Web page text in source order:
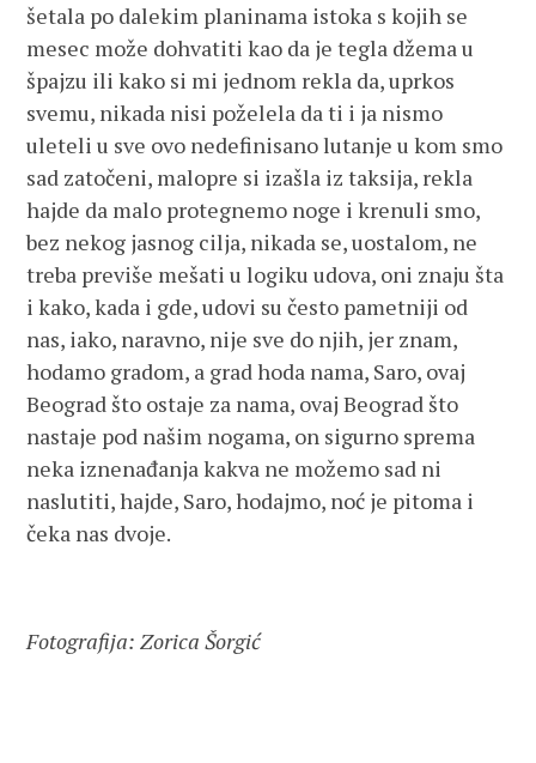
šetala po dalekim planinama istoka s kojih se
mesec može dohvatiti kao da je tegla džema u
špajzu ili kako si mi jednom rekla da, uprkos
svemu, nikada nisi poželela da ti i ja nismo
uleteli u sve ovo nedefinisano lutanje u kom smo
sad zatočeni, malopre si izašla iz taksija, rekla
hajde da malo protegnemo noge i krenuli smo,
bez nekog jasnog cilja, nikada se, uostalom, ne
treba previše mešati u logiku udova, oni znaju šta
i kako, kada i gde, udovi su često pametniji od
nas, iako, naravno, nije sve do njih, jer znam,
hodamo gradom, a grad hoda nama, Saro, ovaj
Beograd što ostaje za nama, ovaj Beograd što
nastaje pod našim nogama, on sigurno sprema
neka iznenađanja kakva ne možemo sad ni
naslutiti, hajde, Saro, hodajmo, noć je pitoma i
čeka nas dvoje.
Fotografija: Zorica Šorgić